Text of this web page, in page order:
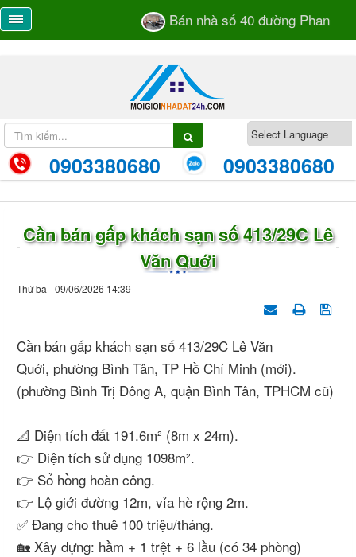
Bán nhà số 40 đường Phan Bá
0903380680 0903380680
Cần bán gấp khách sạn số 413/29C Lê
Văn Quới
Thứ ba - 09/06/2026 14:39
Cần bán gấp khách sạn số 413/29C Lê Văn
Quới, phường Bình Tân, TP Hồ Chí Minh (mới).
(phường Bình Trị Đông A, quận Bình Tân, TPHCM cũ)
📐 Diện tích đất 191.6m² (8m x 24m).
👉 Diện tích sử dụng 1098m².
👉 Sổ hồng hoàn công.
👉 Lộ giới đường 12m, vỉa hè rộng 2m.
✅ Đang cho thuê 100 triệu/tháng.
🏡 Xây dựng: hầm + 1 trệt + 6 lầu (có 34 phòng)